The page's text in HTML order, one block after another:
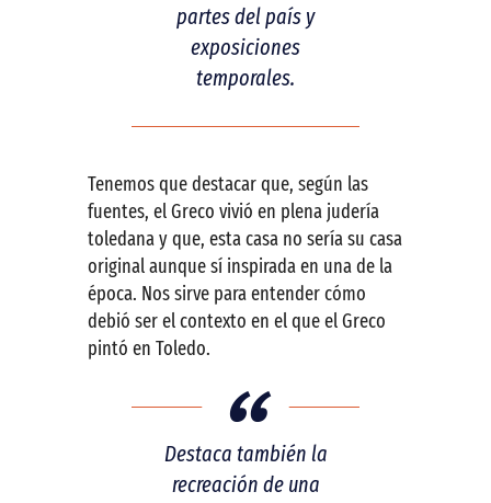
partes del país y
exposiciones
temporales.
Tenemos que destacar que, según las
fuentes, el Greco vivió en plena judería
toledana y que, esta casa no sería su casa
original aunque sí inspirada en una de la
época. Nos sirve para entender cómo
debió ser el contexto en el que el Greco
pintó en Toledo.
Destaca también la
recreación de una